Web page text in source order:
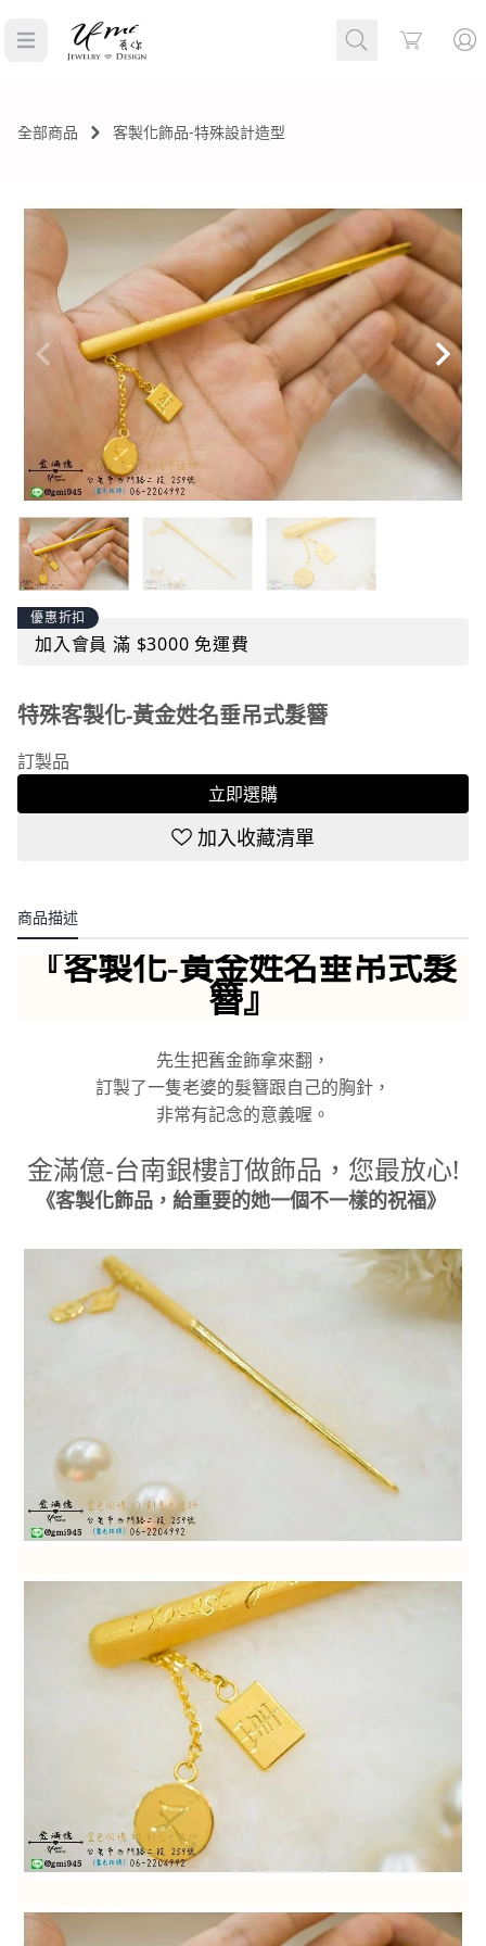
Cart
全部商品 客製化飾品-特殊設計造型
優惠折扣
加入會員 滿 $3000 免運費
特殊客製化-黃金姓名垂吊式髮簪
訂製品
立即選購
加入收藏清單
商品描述
『客製化-黃金姓名垂吊式髮
簪』
先生把舊金飾拿來翻，
訂製了一隻老婆的髮簪跟自己的胸針，
非常有記念的意義喔。
金滿億-台南銀樓訂做飾品，您最放心!
《客製化飾品，給重要的她一個不一樣的祝福》